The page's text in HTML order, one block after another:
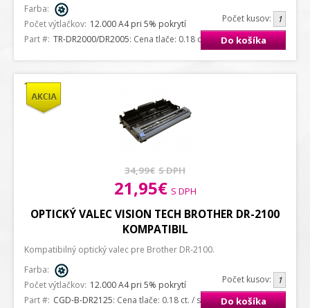
Počet kusov:
Do košíka
Farba:
Počet výtlačkov: 12.000 A4 pri 5% pokrytí
Part #: TR-DR2000/DR2005: Cena tlače: 0.18 ct. / strana A4
34,99€ S DPH
21,95€ S DPH
Počet kusov:
Do košíka
OPTICKÝ VALEC VISION TECH BROTHER DR-2100
KOMPATIBIL
Kompatibilný optický valec pre Brother DR-2100.
Farba:
Počet výtlačkov: 12.000 A4 pri 5% pokrytí
Part #: CGD-B-DR2125: Cena tlače: 0.18 ct. / strana A4